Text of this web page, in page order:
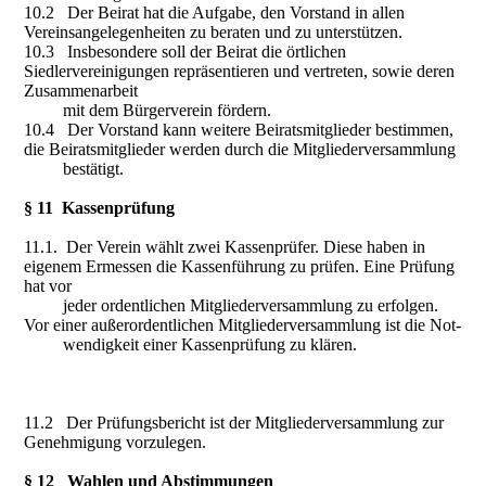
10.2 Der Beirat hat die Aufgabe, den Vorstand in allen
Vereinsangelegenheiten zu beraten und zu unterstützen.
10.3 Insbesondere soll der Beirat die örtlichen
Siedlervereinigungen repräsentieren und vertreten, sowie deren
Zusammenarbeit
mit dem Bürgerverein fördern.
10.4 Der Vorstand kann weitere Beiratsmitglieder bestimmen,
die Beiratsmitglieder werden durch die Mitgliederversammlung
bestätigt.
§ 11 Kassenprüfung
11.1. Der Verein wählt zwei Kassenprüfer. Diese haben in
eigenem Ermessen die Kassenführung zu prüfen. Eine Prüfung
hat vor
jeder ordentlichen Mitgliederversammlung zu erfolgen.
Vor einer außerordentlichen Mitgliederversammlung ist die Not-
wendigkeit einer Kassenprüfung zu klären.
11.2 Der Prüfungsbericht ist der Mitgliederversammlung zur
Genehmigung vorzulegen.
§ 12 Wahlen und Abstimmungen